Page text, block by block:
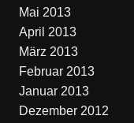
Mai 2013
April 2013
März 2013
Februar 2013
Januar 2013
Dezember 2012